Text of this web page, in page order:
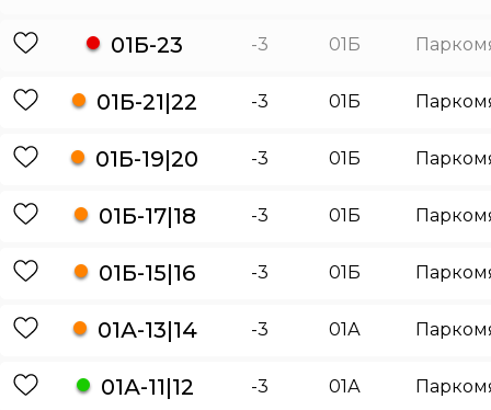
01Б-23 -3 01Б
01Б-21|22 -3 01Б
01Б-19|20 -3 01Б
01Б-17|18 -3 01Б
01Б-15|16 -3 01Б
01А-13|14 -3 01А
01А-11|12 -3 01А